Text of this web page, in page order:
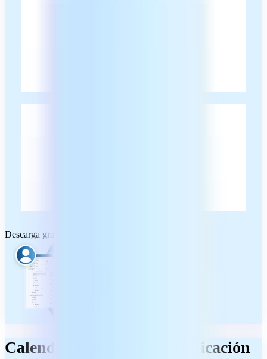
Descarga gratuita
Calendario para una planificación